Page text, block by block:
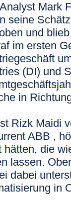
Mark
seine
und
im ersten
(DI) und
in
Rizk Maidi
ABB ,
hätten, die
lassen.
dabei
in